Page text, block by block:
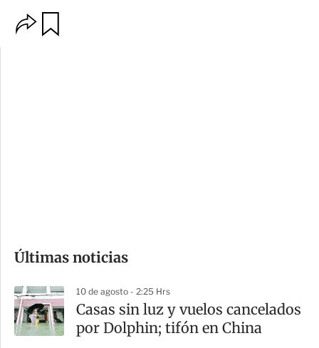
m
a
r
t
Últimas noticias
10 de agosto - 2:25 Hrs
Casas sin luz y vuelos cancelados
por Dolphin; tifón en China